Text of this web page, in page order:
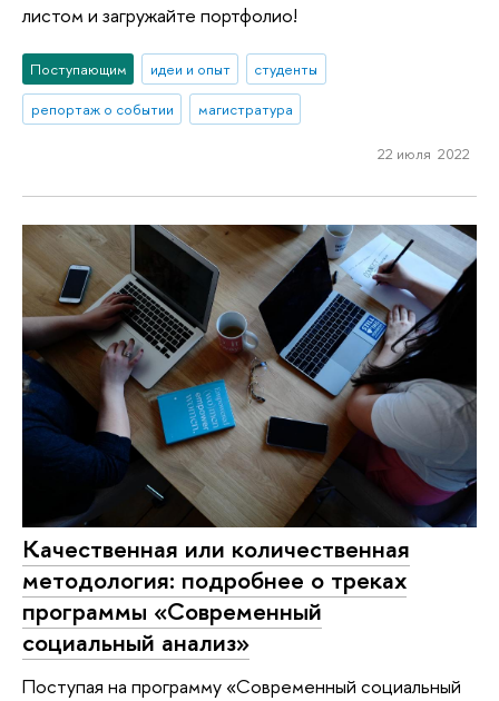
листом и загружайте портфолио!
Поступающим идеи и опыт
студенты
репортаж о событии
магистратура
22 июля 2022
Качественная или количественная
методология: подробнее о треках
программы «Современный
социальный анализ»
Поступая на программу «Современный социальный